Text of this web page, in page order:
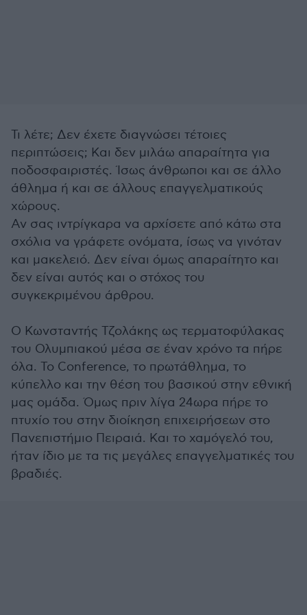
Τι λέτε; Δεν έχετε διαγνώσει τέτοιες
περιπτώσεις; Και δεν μιλάω απαραίτητα για
ποδοσφαιριστές. Ίσως άνθρωποι και σε άλλο
άθλημα ή και σε άλλους επαγγελματικούς
χώρους.
Αν σας ιντρίγκαρα να αρχίσετε από κάτω στα
σχόλια να γράφετε ονόματα, ίσως να γινόταν
και μακελειό. Δεν είναι όμως απαραίτητο και
δεν είναι αυτός και ο στόχος του
συγκεκριμένου άρθρου.
Ο Κωνσταντής Τζολάκης ως τερματοφύλακας
του Ολυμπιακού μέσα σε έναν χρόνο τα πήρε
όλα. Το Conference, το πρωτάθλημα, το
κύπελλο και την θέση του βασικού στην εθνική
μας ομάδα. Όμως πριν λίγα 24ωρα πήρε το
πτυχίο του στην διοίκηση επιχειρήσεων στο
Πανεπιστήμιο Πειραιά. Και το χαμόγελό του,
ήταν ίδιο με τα τις μεγάλες επαγγελματικές του
βραδιές.